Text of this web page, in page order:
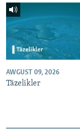
AWGUST 09, 2026
Täzelikler